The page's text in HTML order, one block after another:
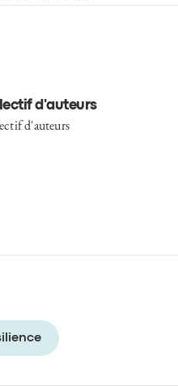
d'auteurs
d'auteurs